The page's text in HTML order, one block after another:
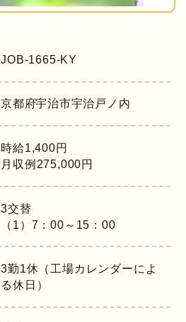
JOB-1665-KY
京都府宇治市宇治戸ノ内
時給1,400円
月収例275,000円
3交替
（1）7：00～15：00
3勤1休（工場カレンダーによ
る休日）